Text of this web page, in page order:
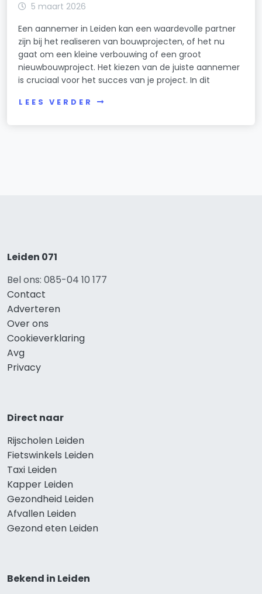
5 maart 2026
Een aannemer in Leiden kan een waardevolle partner
zijn bij het realiseren van bouwprojecten, of het nu
gaat om een kleine verbouwing of een groot
nieuwbouwproject. Het kiezen van de juiste aannemer
is cruciaal voor het succes van je project. In dit
LEES VERDER
Leiden 071
Bel ons: 085-04 10 177
Contact
Adverteren
Over ons
Cookieverklaring
Avg
Privacy
Direct naar
Rijscholen Leiden
Fietswinkels Leiden
Taxi Leiden
Kapper Leiden
Gezondheid Leiden
Afvallen Leiden
Gezond eten Leiden
Bekend in Leiden